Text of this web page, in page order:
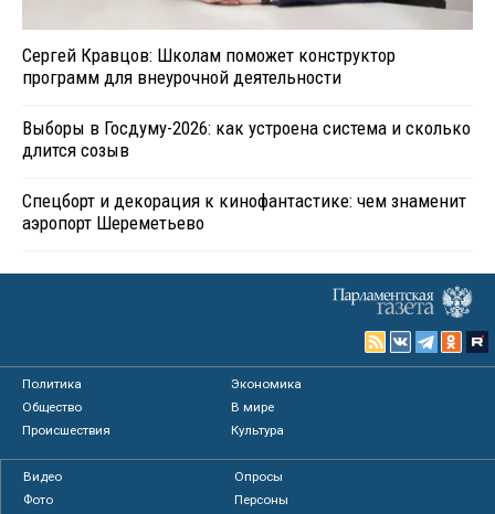
Сергей Кравцов: Школам поможет конструктор
программ для внеурочной деятельности
Выборы в Госдуму-2026: как устроена система и сколько
длится созыв
Спецборт и декорация к кинофантастике: чем знаменит
аэропорт Шереметьево
Политика
Экономика
Общество
В мире
Происшествия
Культура
Видео
Опросы
Фото
Персоны